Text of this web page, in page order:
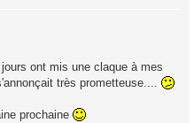
ont mis une claque à mes
très prometteuse....
prochaine